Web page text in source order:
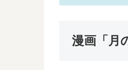
漫画「月